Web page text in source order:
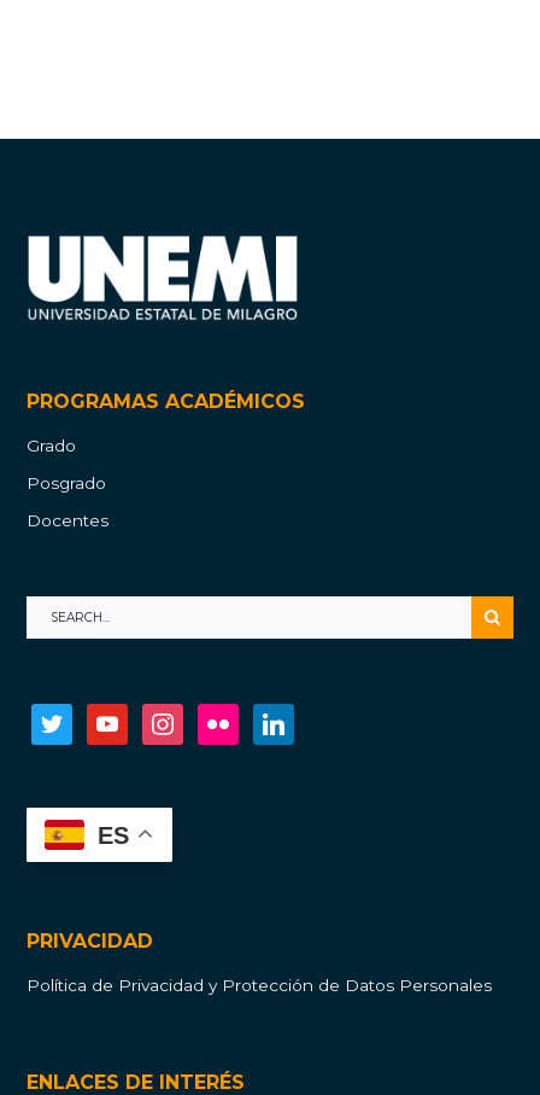
PROGRAMAS ACADÉMICOS
Grado
Posgrado
Docentes
twitter youtube instagramflickr
ES
PRIVACIDAD
Política de Privacidad y Protección de Datos Personales
ENLACES DE INTERÉS